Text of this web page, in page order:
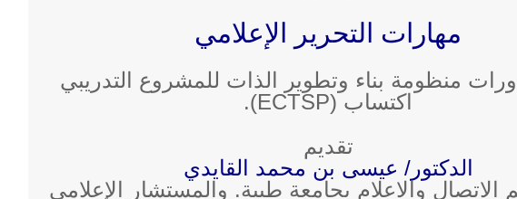
مهارات التحرير الإعلامي
منظومة بناء وتطوير الذات للمشروع التدريبي
اكتساب (ECTSP).
تقديم
الدكتور/ عيسى بن محمد القايدي
والاعلام بجامعة طيبة. والمستشار الإعلامي